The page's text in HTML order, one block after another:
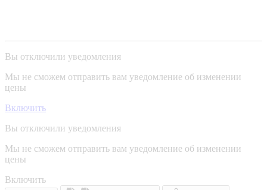
Вы отключили уведомления
Мы не сможем отправить вам уведомление об изменении
цены
Включить
Вы отключили уведомления
Мы не сможем отправить вам уведомление об изменении
цены
Включить